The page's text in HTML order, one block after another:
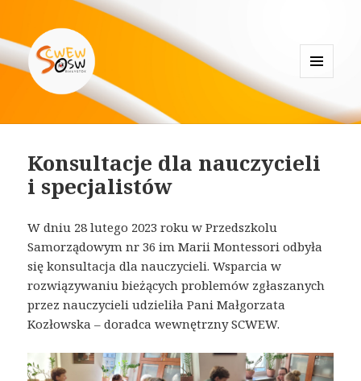
Specjalistyczne Centrum
w Białymstoku
I
WIDGETY
Konsultacje dla nauczycieli
i specjalistów
W dniu 28 lutego 2023 roku w Przedszkolu
Samorządowym nr 36 im Marii Montessori odbyła
się konsultacja dla nauczycieli. Wsparcia w
rozwiązywaniu bieżących problemów zgłaszanych
przez nauczycieli udzieliła Pani Małgorzata
Kozłowska – doradca wewnętrzny SCWEW.